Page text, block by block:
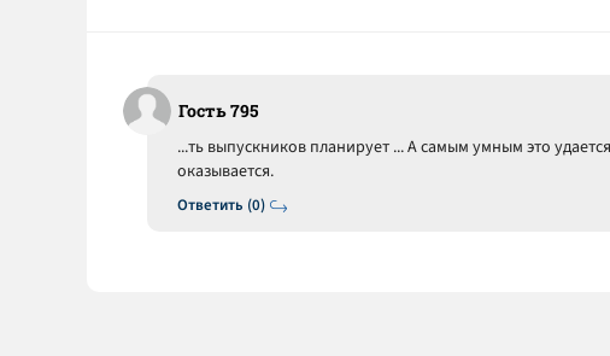
Гость 795
Ответить (0)
...ть выпускников планирует ... А самым умным это
оказывается.